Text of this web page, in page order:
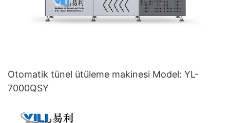
Otomatik tünel ütüleme makinesi Model: YL-
7000QSY